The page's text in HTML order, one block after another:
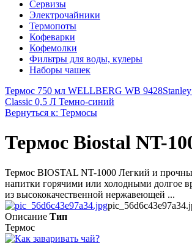
Сервизы
Электрочайники
Термопоты
Кофеварки
Кофемолки
Фильтры для воды, кулеры
Наборы чашек
Термос 750 мл WELLBERG WB 9428
Classic 0,5 Л Темно-синий
Вернуться к: Термосы
Термос Biostal NT-
Термос BIOSTAL NT-1000 Легкий и
напитки горячими или холодными долгое
из высококачественной нержавеющей ...
Описание Тип
Термос